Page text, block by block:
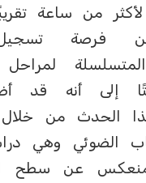
لأكثر من ساعة
فرصة
المتسلسلة
إلى أنه قد
الحدث من
الضوئي وهي
عن سطح